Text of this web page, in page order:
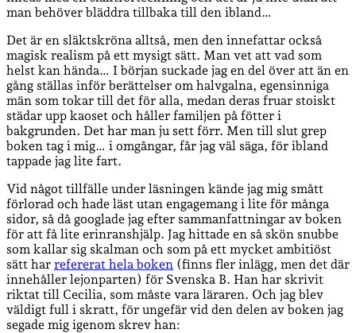
man behöver bläddra tillbaka till den ibland…
Det är en släktskröna alltså, men den innefattar också
magisk realism på ett mysigt sätt. Man vet att vad som
helst kan hända… I början suckade jag en del över att än en
gång ställas inför berättelser om halvgalna, egensinniga
män som tokar till det för alla, medan deras fruar stoiskt
städar upp kaoset och håller familjen på fötter i
bakgrunden. Det har man ju sett förr. Men till slut grep
boken tag i mig… i omgångar, får jag väl säga, för ibland
tappade jag lite fart.
Vid något tillfälle under läsningen kände jag mig smått
förlorad och hade läst utan engagemang i lite för många
sidor, så då googlade jag efter sammanfattningar av boken
för att få lite erinranshjälp. Jag hittade en så skön snubbe
som kallar sig skalman och som på ett mycket ambitiöst
sätt har refererat hela boken (finns fler inlägg, men det där
innehåller lejonparten) för Svenska B. Han har skrivit
riktat till Cecilia, som måste vara läraren. Och jag blev
väldigt full i skratt, för ungefär vid den delen av boken jag
segade mig igenom skrev han: